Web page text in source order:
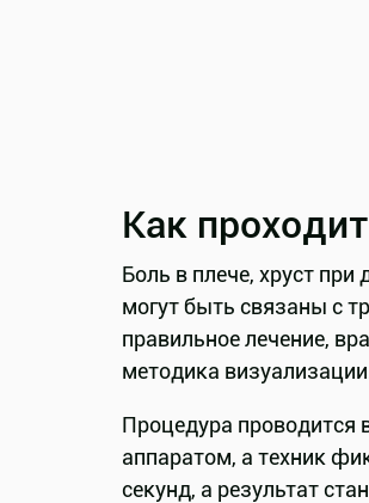
Как
Боль в плече, хруст
могут быть связаны с
правильное лечение,
методика
Процедура проводится
аппаратом, а техник
секунд, а результат